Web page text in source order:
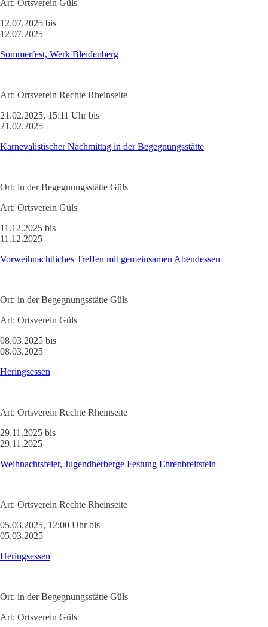
Art: Ortsverein Güls
12.07.2025 bis
12.07.2025
Sommerfest, Werk Bleidenberg
Art: Ortsverein Rechte Rheinseite
21.02.2025, 15:11 Uhr bis
21.02.2025
Karnevalistischer Nachmittag in der Begegnungsstätte
Ort: in der Begegnungsstätte Güls
Art: Ortsverein Güls
11.12.2025 bis
11.12.2025
Vorweihnachtliches Treffen mit gemeinsamen Abendessen
Ort: in der Begegnungsstätte Güls
Art: Ortsverein Güls
08.03.2025 bis
08.03.2025
Heringsessen
Art: Ortsverein Rechte Rheinseite
29.11.2025 bis
29.11.2025
Weihnachtsfeier, Jugendherberge Festung Ehrenbreitstein
Art: Ortsverein Rechte Rheinseite
05.03.2025, 12:00 Uhr bis
05.03.2025
Heringsessen
Ort: in der Begegnungsstätte Güls
Art: Ortsverein Güls